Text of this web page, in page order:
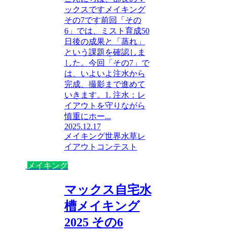
ックスですメイキング
その7です前回「その
6」では、ミスト育成50
日後の成果と「蒸れ」
という課題を確認しま
した。今回「その7」で
は、いよいよ注水から
完成、撮影まで進めて
いきます。1. 注水：レ
イアウトを守りながら
慎重にホー...
2025.12.17
メイキング世界水草レ
イアウトコンテスト
メイキング
マックス自宅水
槽メイキング
2025 その6